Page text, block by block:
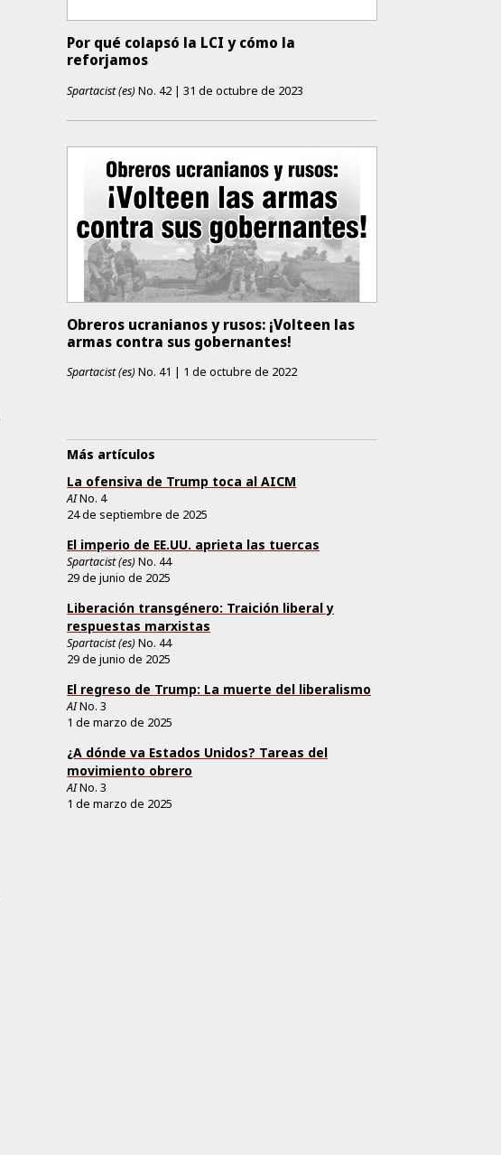
Por qué colapsó la LCI y cómo la
reforjamos
Spartacist (es) No. 42 | 31 de octubre de 2023
Obreros ucranianos y rusos: ¡Volteen las
armas contra sus gobernantes!
Spartacist (es) No. 41 | 1 de octubre de 2022
Más artículos
La ofensiva de Trump toca al AICM
AINo. 4
24 de septiembre de 2025
El imperio de EE.UU. aprieta las tuercas
Spartacist (es) No. 44
29 de junio de 2025
Liberación transgénero: Traición liberal y
respuestas marxistas
Spartacist (es) No. 44
29 de junio de 2025
El regreso de Trump: La muerte del liberalismo
AINo.3
1 de marzo de 2025
¿A dónde va Estados Unidos? Tareas del
movimiento obrero
AINo.3
1 de marzo de 2025